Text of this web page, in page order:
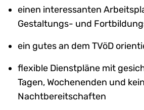
einen interessanten
Gestaltungs- und
ein gutes an dem TVöD
flexible Dienstpläne mit
Tagen, Wochenenden und
Nachtbereitschaften